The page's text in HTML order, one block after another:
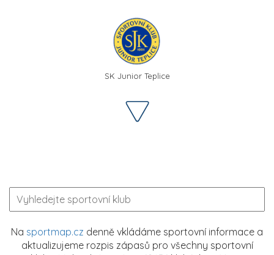
SK Junior Teplice
Na sportmap.cz denně vkládáme sportovní informace a
aktualizujeme rozpis zápasů pro všechny sportovní